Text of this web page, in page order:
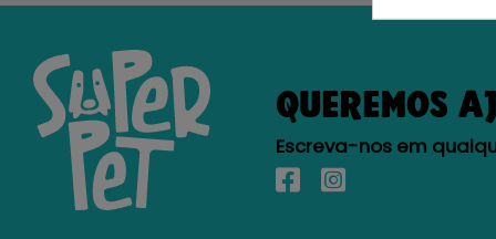
QUEREMOS
Escreva-nos em